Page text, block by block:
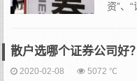
资”、
散户选哪个证券公司好
2020-02-08 5072 ℃